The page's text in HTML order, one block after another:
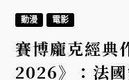
動漫 電影
賽博龐克經典
2026》：法